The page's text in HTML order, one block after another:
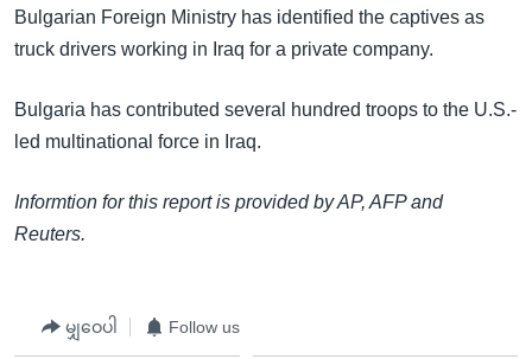
သို့
ကျော်
Bulgarian Foreign Ministry has identified the captives as
truck drivers working in Iraq for a private company.
Bulgaria has contributed several hundred troops to the U.S.-
led multinational force in Iraq.
Informtion for this report is provided by AP, AFP and
Reuters.
မျှဝေပါ Follow us